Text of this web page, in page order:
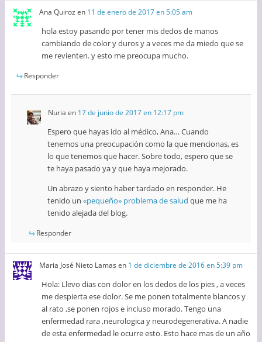
Ana Quiroz en 11 de enero de 2017 en 5:05 am
hola estoy pasando por tener mis dedos de manos
cambiando de color y duros y a veces me da miedo que se
me revienten. y esto me preocupa mucho.
Responder
Nuria en 17 de junio de 2017 en 12:17 pm
Espero que hayas ido al médico, Ana… Cuando
tenemos una preocupación como la que mencionas, es
lo que tenemos que hacer. Sobre todo, espero que se
te haya pasado ya y que haya mejorado.
Un abrazo y siento haber tardado en responder. He
tenido un «pequeño» problema de salud que me ha
tenido alejada del blog.
Responder
Maria José Nieto Lamas en 1 de diciembre de 2016 en 5:39 pm
Hola: Llevo dias con dolor en los dedos de los pies , a veces
me despierta ese dolor. Se me ponen totalmente blancos y
al rato ,se ponen rojos e incluso morado. Tengo una
enfermedad rara ,neurologica y neurodegenerativa. A nadie
de esta enfermedad le ocurre esto. Esto hace mas de un año